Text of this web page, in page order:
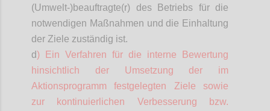
(Umwelt-)beauftragte(r) des Betriebs für die
notwendigen Maßnahmen und die Einhaltung
der Ziele zuständig ist.
d) Ein Verfahren für die interne Bewertung
hinsichtlich der Umsetzung der im
Aktionsprogramm festgelegten Ziele sowie
zur kontinuierlichen Verbesserung bzw.